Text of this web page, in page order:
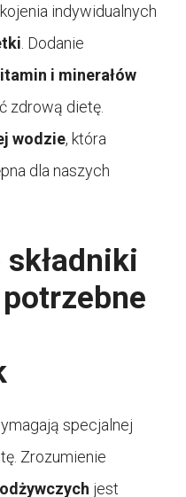
indywidualnych
. Dodanie
i minerałów
zdrową dietę.
wodzie, która
dla naszych
specjalnej
Zrozumienie
jest